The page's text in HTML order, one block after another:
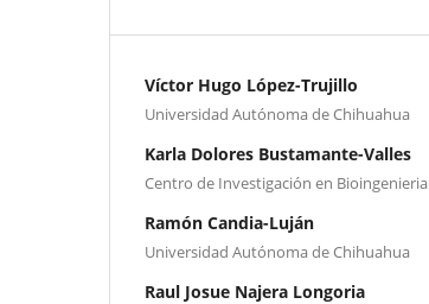
Víctor Hugo López-Trujillo
Universidad Autónoma de Chihuahua
Karla Dolores Bustamante-Valles
Centro de Investigación en Bioingenieria
Ramón Candia-Luján
Universidad Autónoma de Chihuahua
Raul Josue Najera Longoria